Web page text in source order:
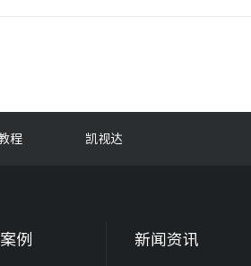
程 凯视达
例 新闻资讯